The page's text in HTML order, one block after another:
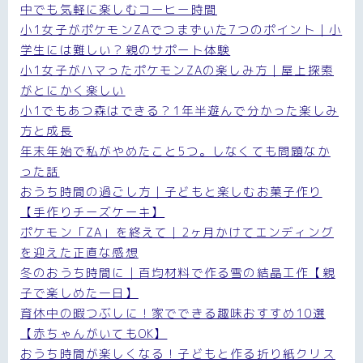
中でも気軽に楽しむコーヒー時間
小1女子がポケモンZAでつまずいた7つのポイント｜小
学生には難しい？親のサポート体験
小1女子がハマったポケモンZAの楽しみ方｜屋上探索
がとにかく楽しい
小1でもあつ森はできる？1年半遊んで分かった楽しみ
方と成長
年末年始で私がやめたこと5つ。しなくても問題なか
った話
おうち時間の過ごし方｜子どもと楽しむお菓子作り
【手作りチーズケーキ】
ポケモン「ZA」を終えて｜2ヶ月かけてエンディング
を迎えた正直な感想
冬のおうち時間に｜百均材料で作る雪の結晶工作【親
子で楽しめた一日】
育休中の暇つぶしに！家でできる趣味おすすめ10選
【赤ちゃんがいてもOK】
おうち時間が楽しくなる！子どもと作る折り紙クリス